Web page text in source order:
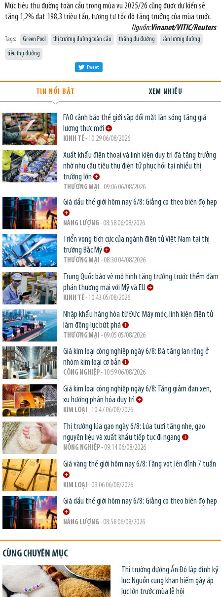
Mức tiêu thụ đường toàn cầu trong mùa vụ 2025/26 cũng được dự kiến sẽ
tăng 1,2% đạt 198,3 triệu tấn, tương tự tốc độ tăng trưởng của mùa trước.
Nguồn:Vinanet/VITIC/Reuters
Tags: Green Pool thị trường đường toàn cầu thặng dư đường
sản lượng đường
tiêu thụ đường
Tweet
TIN NỔI BẬT XEM NHIỀU
FAO cảnh báo thế giới sắp đối mặt làn sóng tăng giá
lương thực mới
KINH TẾ- 10:29 06/08/2026
Xuất khẩu điện thoại và linh kiện duy trì đà tăng trưởng
nhờ nhu cầu tiêu thụ điện tử phục hồi tại nhiều thị
trường lớn
THƯƠNG MẠI - 09:06 06/08/2026
Giá dầu thế giới hôm nay 6/8: Giằng co theo biên độ hẹp
NĂNG LƯỢNG - 08:58 06/08/2026
Triển vọng tích cực của ngành điện tử Việt Nam tại thị
trường Bắc Mỹ
THƯƠNG MẠI - 08:30 04/08/2026
Trung Quốc bảo vệ mô hình tăng trưởng trước thềm đàm
phán thương mại với Mỹ và EU
KINH TẾ- 10:43 05/08/2026
Nhập khẩu hàng hóa từ Đức: Máy móc, linh kiện điện tử
làm động lực bứt phá
THƯƠNG MẠI - 09:05 05/08/2026
Giá kim loại công nghiệp ngày 6/8: Đà tăng lan rộng ở
nhóm kim loại cơ bản
CÔNG NGHIỆP- 10:59 06/08/2026
Giá kim loại công nghiệp ngày 6/8: Tăng giảm đan xen,
xu hướng phân hóa duy trì
KIM LOẠI - 10:47 06/08/2026
Thị trường lúa gạo ngày 6/8: Lúa tươi tăng nhẹ, gạo
nguyên liệu và xuất khẩu tiếp tục đi ngang
NÔNG NGHIỆP- 09:14 06/08/2026
Giá vàng thế giới hôm nay 6/8: Tăng vọt lên đỉnh 7 tuần
KIM LOẠI - 09:06 06/08/2026
Giá dầu thế giới hôm nay 6/8: Giằng co theo biên độ hẹp
NĂNG LƯỢNG - 08:58 06/08/2026
CÙNG CHUYÊN MỤC
Thị trường đường Ấn Độ lập đỉnh kỷ
lục: Nguồn cung khan hiếm gây áp
lực lớn trước mùa lễ hội